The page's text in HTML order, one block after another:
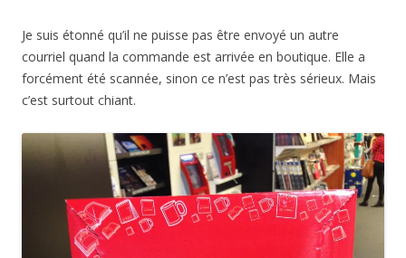
Je suis étonné qu’il ne puisse pas être envoyé un autre
courriel quand la commande est arrivée en boutique. Elle a
forcément été scannée, sinon ce n’est pas très sérieux. Mais
c’est surtout chiant.